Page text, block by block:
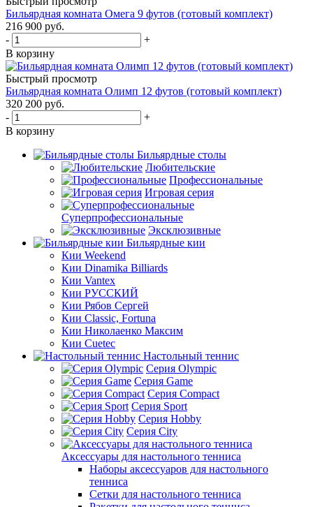
Бильярдная комната Омега 9 футов (готовый комплект)
216 900 руб.
-
+
В корзину
Быстрый просмотр
Бильярдная комната Олимп 12 футов (готовый комплект)
320 200 руб.
-
+
В корзину
Бильярдные столы
Любительские
Профессиональные
Игровая серия
Суперпрофессиональные
Эксклюзивные
Бильярдные кии
Кии Weekend
Кии Dinamika Billiards
Кии Vantex
Кии РУССКИЙ
Кии Рябов Сергей
Кии Classic, Fortuna
Кии Николаенко Максим
Кии Cuetec
Настольный теннис
Серия Olympic
Серия Game
Серия Compact
Серия Sport
Серия Hobby
Серия City
Аксессуары для настольного тенниса
Наборы аксессуаров для настольного
тенниса
Сетки для настольного тенниса